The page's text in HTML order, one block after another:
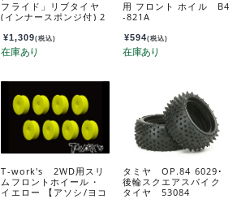
フライド」リブタイヤ
(インナースポンジ付) 2
¥1,309(税込)
用 フロント ホイル B4
-821A
¥594(税込)
T-work's 2WD用スリ
ムフロントホイール・
イエロー 【アソシ/ヨコ
タミヤ OP.84 6029･
後輪スクエアスパイク
タイヤ 53084